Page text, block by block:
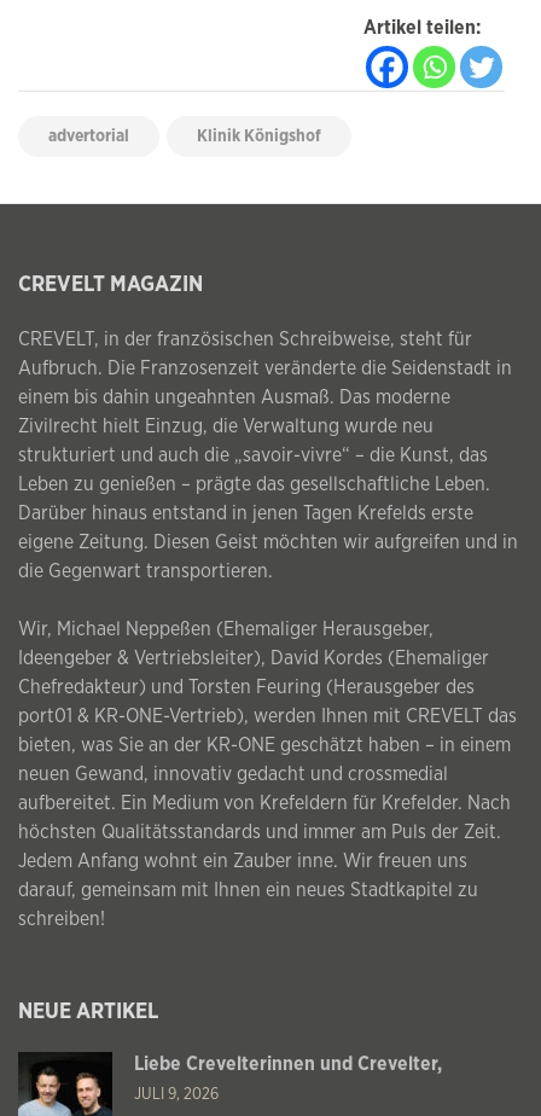
Artikel teilen:
advertorial Klinik Königshof
CREVELT MAGAZIN
CREVELT, in der französischen Schreibweise, steht für
Aufbruch. Die Franzosenzeit veränderte die Seidenstadt in
einem bis dahin ungeahnten Ausmaß. Das moderne
Zivilrecht hielt Einzug, die Verwaltung wurde neu
strukturiert und auch die „savoir-vivre“ – die Kunst, das
Leben zu genießen – prägte das gesellschaftliche Leben.
Darüber hinaus entstand in jenen Tagen Krefelds erste
eigene Zeitung. Diesen Geist möchten wir aufgreifen und in
die Gegenwart transportieren.
Wir, Michael Neppeßen (Ehemaliger Herausgeber,
Ideengeber & Vertriebsleiter), David Kordes (Ehemaliger
Chefredakteur) und Torsten Feuring (Herausgeber des
port01 & KR-ONE-Vertrieb), werden Ihnen mit CREVELT das
bieten, was Sie an der KR-ONE geschätzt haben – in einem
neuen Gewand, innovativ gedacht und crossmedial
aufbereitet. Ein Medium von Krefeldern für Krefelder. Nach
höchsten Qualitätsstandards und immer am Puls der Zeit.
Jedem Anfang wohnt ein Zauber inne. Wir freuen uns
darauf, gemeinsam mit Ihnen ein neues Stadtkapitel zu
schreiben!
NEUE ARTIKEL
Liebe Crevelterinnen und Crevelter,
JULI 9, 2026